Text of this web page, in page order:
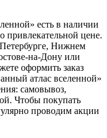
есть в наличии
привлекательной цене.
Нижнем
на-Дону или
оформить заказ
атлас вселенной»
самовывоз,
Чтобы покупать
проводим акции